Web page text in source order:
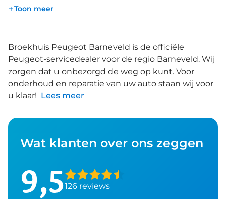
Toon meer
Broekhuis Peugeot Barneveld is de officiële
Peugeot-servicedealer voor de regio Barneveld. Wij
zorgen dat u onbezorgd de weg op kunt. Voor
onderhoud en reparatie van uw auto staan wij voor
u klaar! Lees meer
Wat klanten over ons zeggen
9,5126 reviews